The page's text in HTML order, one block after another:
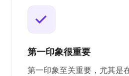
第一印象很重要
第一印象至关重要，尤其是